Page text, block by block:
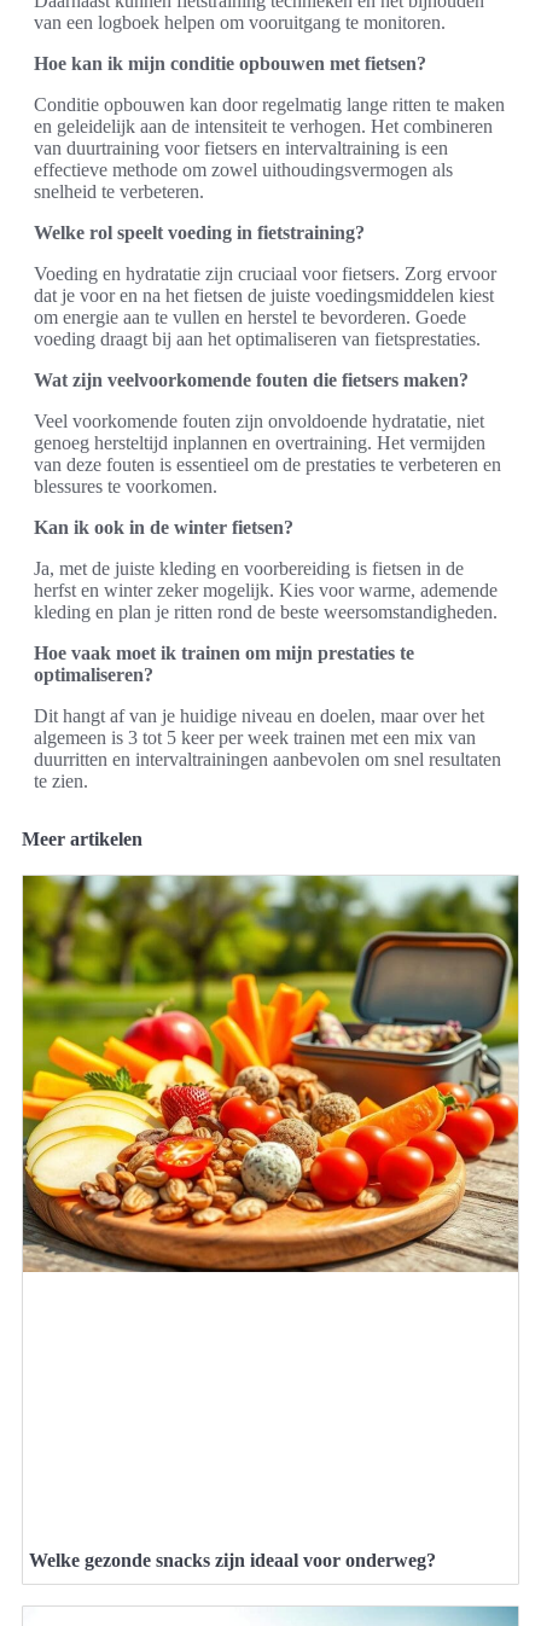
van een logboek helpen om vooruitgang te monitoren.
Hoe kan ik mijn conditie opbouwen met fietsen?
Conditie opbouwen kan door regelmatig lange ritten te maken
en geleidelijk aan de intensiteit te verhogen. Het combineren
van duurtraining voor fietsers en intervaltraining is een
effectieve methode om zowel uithoudingsvermogen als
snelheid te verbeteren.
Welke rol speelt voeding in fietstraining?
Voeding en hydratatie zijn cruciaal voor fietsers. Zorg ervoor
dat je voor en na het fietsen de juiste voedingsmiddelen kiest
om energie aan te vullen en herstel te bevorderen. Goede
voeding draagt bij aan het optimaliseren van fietsprestaties.
Wat zijn veelvoorkomende fouten die fietsers maken?
Veel voorkomende fouten zijn onvoldoende hydratatie, niet
genoeg hersteltijd inplannen en overtraining. Het vermijden
van deze fouten is essentieel om de prestaties te verbeteren en
blessures te voorkomen.
Kan ik ook in de winter fietsen?
Ja, met de juiste kleding en voorbereiding is fietsen in de
herfst en winter zeker mogelijk. Kies voor warme, ademende
kleding en plan je ritten rond de beste weersomstandigheden.
Hoe vaak moet ik trainen om mijn prestaties te
optimaliseren?
Dit hangt af van je huidige niveau en doelen, maar over het
algemeen is 3 tot 5 keer per week trainen met een mix van
duurritten en intervaltrainingen aanbevolen om snel resultaten
te zien.
Meer artikelen
Welke gezonde snacks zijn ideaal voor onderweg?